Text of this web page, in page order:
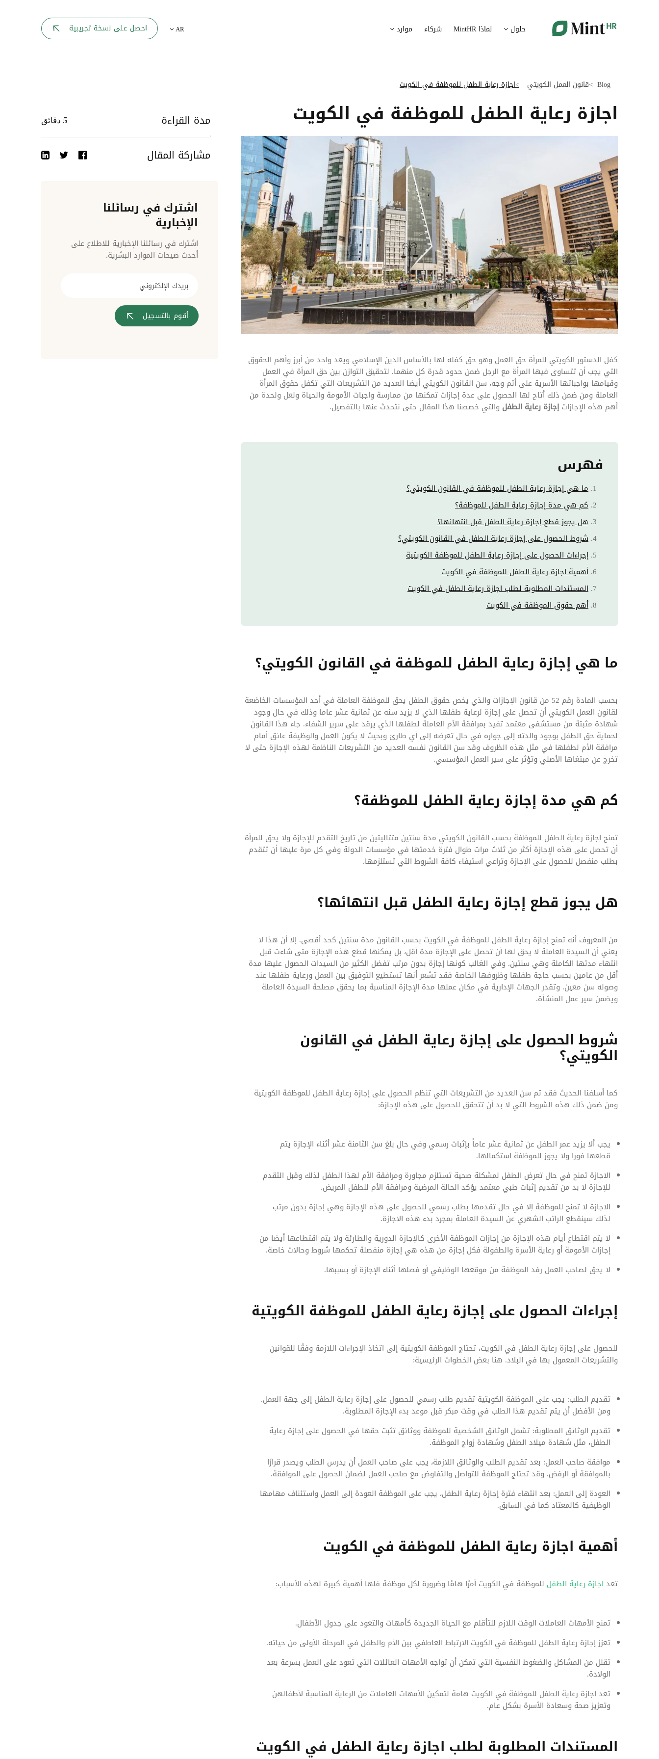
حلول لماذا MintHR شركاء موارد AR احصل على نسخة تجريبية
Blog قانون العمل الكويتي اجازة رعاية الطفل للموظفة في الكويت
اجازة رعاية الطفل للموظفة في الكويت
كفل الدستور الكويتي للمرأة حق العمل وهو حق كفله لها بالأساس الدين الإسلامي ويعد واحد من أبرز وأهم الحقوق
التي يجب أن تتساوى فيها المرأة مع الرجل ضمن حدود قدرة كل منهما. لتحقيق التوازن بين حق المرأة في العمل
وقيامها بواجباتها الأسرية على أتم وجه، سن القانون الكويتي أيضا العديد من التشريعات التي تكفل حقوق المرأة
العاملة ومن ضمن ذلك أتاح لها الحصول على عدة إجازات تمكنها من ممارسة واجبات الأمومة والحياة ولعل ولحدة من
أهم هذه الإجازات إجازة رعاية الطفل والتي خصصنا هذا المقال حتى نتحدث عنها بالتفصيل.
فهرس
ما هي إجازة رعاية الطفل للموظفة في القانون الكويتي؟
كم هي مدة إجازة رعاية الطفل للموظفة؟
هل يجوز قطع إجازة رعاية الطفل قبل انتهائها؟
شروط الحصول على إجازة رعاية الطفل في القانون الكويتي؟
إجراءات الحصول على إجازة رعاية الطفل للموظفة الكويتية
أهمية اجازة رعاية الطفل للموظفة في الكويت
المستندات المطلوبة لطلب اجازة رعاية الطفل في الكويت
أهم حقوق الموظفة في الكويت
ما هي إجازة رعاية الطفل للموظفة في القانون الكويتي؟
بحسب المادة رقم 52 من قانون الإجازات والذي يخص حقوق الطفل يحق للموظفة العاملة في أحد المؤسسات الخاضعة
لقانون العمل الكويتي أن تحصل على إجازة لرعاية طفلها الذي لا يزيد سنه عن ثمانية عشر عاما وذلك في حال وجود
شهادة مثبتة من مستشفى معتمد تفيد بمرافقة الأم العاملة لطفلها الذي يرقد على سرير الشفاء. جاء هذا القانون
لحماية حق الطفل بوجود والدته إلى جواره في حال تعرضه إلى أي طارئ وبحيث لا يكون العمل والوظيفة عائق أمام
مرافقة الأم لطفلها في مثل هذه الظروف وقد سن القانون نفسه العديد من التشريعات الناظمة لهذه الإجازة حتى لا
تخرج عن مبتغاها الأصلي وتؤثر على سير العمل المؤسسي.
كم هي مدة إجازة رعاية الطفل للموظفة؟
تمنح إجازة رعاية الطفل للموظفة بحسب القانون الكويتي مدة سنتين متتاليتين من تاريخ التقدم للإجازة ولا يحق للمرأة
أن تحصل على هذه الإجازة أكثر من ثلاث مرات طوال فترة خدمتها في مؤسسات الدولة وفي كل مرة عليها أن تتقدم
بطلب منفصل للحصول على الإجازة وتراعي استيفاء كافة الشروط التي تستلزمها.
هل يجوز قطع إجازة رعاية الطفل قبل انتهائها؟
من المعروف أنه تمنح إجازة رعاية الطفل للموظفة في الكويت بحسب القانون مدة سنتين كحد أقصى. إلا أن هذا لا
يعني أن السيدة العاملة لا يحق لها أن تحصل على الإجازة مدة أقل، بل يمكنها قطع هذه الإجازة متى شاءت قبل
انتهاء مدتها الكاملة وهي سنتين. وفي الغالب كونها إجازة بدون مرتب تفضل الكثير من السيدات الحصول عليها مدة
أقل من عامين بحسب حاجة طفلها وظروفها الخاصة فقد تشعر أنها تستطيع التوفيق بين العمل ورعاية طفلها عند
وصوله سن معين. وتقدر الجهات الإدارية في مكان عملها مدة الإجازة المناسبة بما يحقق مصلحة السيدة العاملة
ويضمن سير عمل المنشأة.
شروط الحصول على إجازة رعاية الطفل في القانون
الكويتي؟
كما أسلفنا الحديث فقد تم سن العديد من التشريعات التي تنظم الحصول على إجازة رعاية الطفل للموظفة الكويتية
ومن ضمن ذلك هذه الشروط التي لا بد أن تتحقق للحصول على هذه الإجازة:
يجب ألا يزيد عمر الطفل عن ثمانية عشر عاماً بإثبات رسمي وفي حال بلغ سن الثامنة عشر أثناء الإجازة يتم
قطعها فورا ولا يجوز للموظفة استكمالها.
الاجازة تمنح في حال تعرض الطفل لمشكلة صحية تستلزم مجاورة ومرافقة الأم لهذا الطفل لذلك وقبل التقدم
للإجازة لا بد من تقديم إثبات طبي معتمد يؤكد الحالة المرضية ومرافقة الأم للطفل المريض.
الاجازة لا تمنح للموظفة إلا في حال تقدمها بطلب رسمي للحصول على هذه الإجازة وهي إجازة بدون مرتب
لذلك سينقطع الراتب الشهري عن السيدة العاملة بمجرد بدء هذه الاجازة.
لا يتم اقتطاع أيام هذه الإجازة من إجازات الموظفة الأخرى كالإجازة الدورية والطارئة ولا يتم اقتطاعها أيضا من
إجازات الأمومة أو رعاية الأسرة والطفولة فكل إجازة من هذه هي إجازة منفصلة تحكمها شروط وحالات خاصة.
لا يحق لصاحب العمل رفد الموظفة من موقعها الوظيفي أو فصلها أثناء الإجازة أو بسببها.
إجراءات الحصول على إجازة رعاية الطفل للموظفة الكويتية
للحصول على إجازة رعاية الطفل في الكويت، تحتاج الموظفة الكويتية إلى اتخاذ الإجراءات اللازمة وفقًا للقوانين
والتشريعات المعمول بها في البلاد. هنا بعض الخطوات الرئيسية:
تقديم الطلب: يجب على الموظفة الكويتية تقديم طلب رسمي للحصول على إجازة رعاية الطفل إلى جهة العمل.
ومن الأفضل أن يتم تقديم هذا الطلب في وقت مبكر قبل موعد بدء الإجازة المطلوبة.
تقديم الوثائق المطلوبة: تشمل الوثائق الشخصية للموظفة ووثائق تثبت حقها في الحصول على إجازة رعاية
الطفل، مثل شهادة ميلاد الطفل وشهادة زواج الموظفة.
موافقة صاحب العمل: بعد تقديم الطلب والوثائق اللازمة، يجب على صاحب العمل أن يدرس الطلب ويصدر قرارًا
بالموافقة أو الرفض. وقد تحتاج الموظفة للتواصل والتفاوض مع صاحب العمل لضمان الحصول على الموافقة.
العودة إلى العمل: بعد انتهاء فترة إجازة رعاية الطفل، يجب على الموظفة العودة إلى العمل واستئناف مهامها
الوظيفية كالمعتاد كما في السابق.
أهمية اجازة رعاية الطفل للموظفة في الكويت
تعد اجازة رعاية الطفل للموظفة في الكويت أمرًا هامًا وضرورة لكل موظفة فلها أهمية كبيرة لهذه الأسباب:
تمنح الأمهات العاملات الوقت اللازم للتأقلم مع الحياة الجديدة كأمهات والتعود على جدول الأطفال.
تعزز إجازة رعاية الطفل للموظفة في الكويت الارتباط العاطفي بين الأم والطفل في المرحلة الأولى من حياته.
تقلل من المشاكل والضغوط النفسية التي تمكن أن تواجه الأمهات العائلات التي تعود على العمل بسرعة بعد
الولادة.
تعد اجازة رعاية الطفل للموظفة في الكويت هامة لتمكين الأمهات العاملات من الرعاية المناسبة لأطفالهن
وتعزيز صحة وسعادة الأسرة بشكل عام.
المستندات المطلوبة لطلب اجازة رعاية الطفل في الكويت
مدة القراءة 5 دقائق
مشاركة المقال
اشترك في رسائلنا
الإخبارية
اشترك في رسائلنا الإخبارية للاطلاع على
أحدث صيحات الموارد البشرية.
أقوم بالتسجيل
بيانات الموارد البشرية ممركزة في بوابة واحدة قم برقمنة عملية التوظيف الخاصة بك
قم بإدارة الوثائق الإدارية بشكل أوتوماتيكي ضمان متابعة أفضل لمسارات تدريب موظفيك تحويل طلبات تدخلات تكنولوجيا المعلومات إلى
تنسيقات رقمية
رقمنة إدارة تقارير النفقات
آراء الموظفين
الرواتب و التعويض
اعداد الرواتب بشكل أسهل
المهام وقوائم الاختيار
تحسين متابعة مهام وقوائم التحقق الخاصة
بالموارد البشرية
تتبع التأمين الصحي
قم بتتبع طلبات استرداد تكاليف الرعاية
مراقبة الدخول